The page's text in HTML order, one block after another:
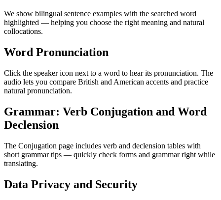
We show bilingual sentence examples with the searched word
highlighted — helping you choose the right meaning and natural
collocations.
Word Pronunciation
Click the speaker icon next to a word to hear its pronunciation. The
audio lets you compare British and American accents and practice
natural pronunciation.
Grammar: Verb Conjugation and Word
Declension
The Conjugation page includes verb and declension tables with
short grammar tips — quickly check forms and grammar right while
translating.
Data Privacy and Security